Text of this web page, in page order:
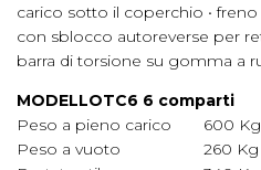
carico sotto il coperchio •
con sblocco autoreverse per
barra di torsione su gomma a
MODELLOTC6 6 comparti
Peso a pieno carico
600 Kg
Peso a vuoto
260 Kg